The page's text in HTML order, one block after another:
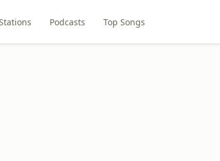
Podcasts Top Songs